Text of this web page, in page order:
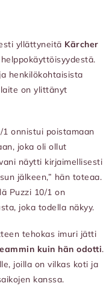
yllättyneitä Kärcher
henkilökohtaisista
on ylittänyt
onnistui poistamaan
joka oli ollut
näytti kirjaimellisesti
jälkeen,” hän toteaa.
Puzzi 10/1 on
joka todella näkyy.
tehokas imuri jätti
kuin hän odotti.
joilla on vilkas koti ja
kanssa.